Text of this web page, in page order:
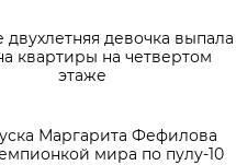
двухлетняя девочка выпала
квартиры на четвертом
этаже
Маргарита Фефилова
мира по пулу-10